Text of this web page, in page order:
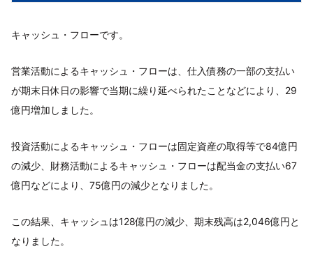
キャッシュ・フローです。
営業活動によるキャッシュ・フローは、仕入債務の一部の支払い
が期末日休日の影響で当期に繰り延べられたことなどにより、29
億円増加しました。
投資活動によるキャッシュ・フローは固定資産の取得等で84億円
の減少、財務活動によるキャッシュ・フローは配当金の支払い67
億円などにより、75億円の減少となりました。
この結果、キャッシュは128億円の減少、期末残高は2,046億円と
なりました。